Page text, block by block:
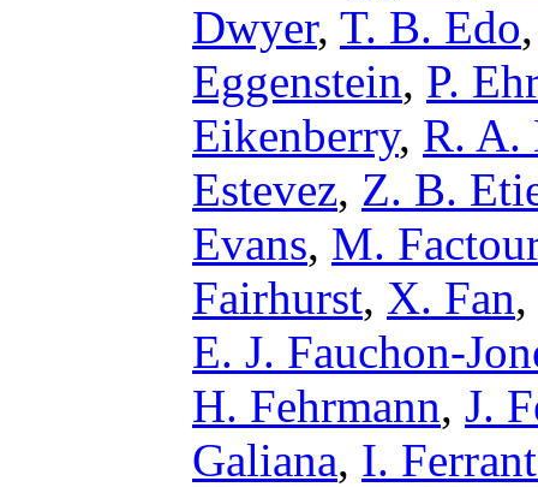
Dwyer, T. B. Edo
Eggenstein, P.
Eikenberry, R. A.
Estevez, Z. B.
Evans, M.
Fairhurst, X. Fan,
E. J. Fauchon-
H. Fehrmann, J.
Galiana, I.